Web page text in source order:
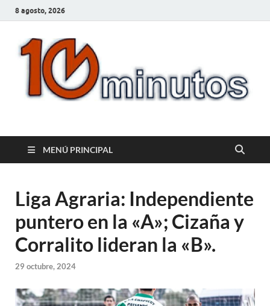
8 agosto, 2026
10minutos.com.uy
MENÚ PRINCIPAL
Liga Agraria: Independiente
puntero en la «A»; Cizaña y
Corralito lideran la «B».
29 octubre, 2024